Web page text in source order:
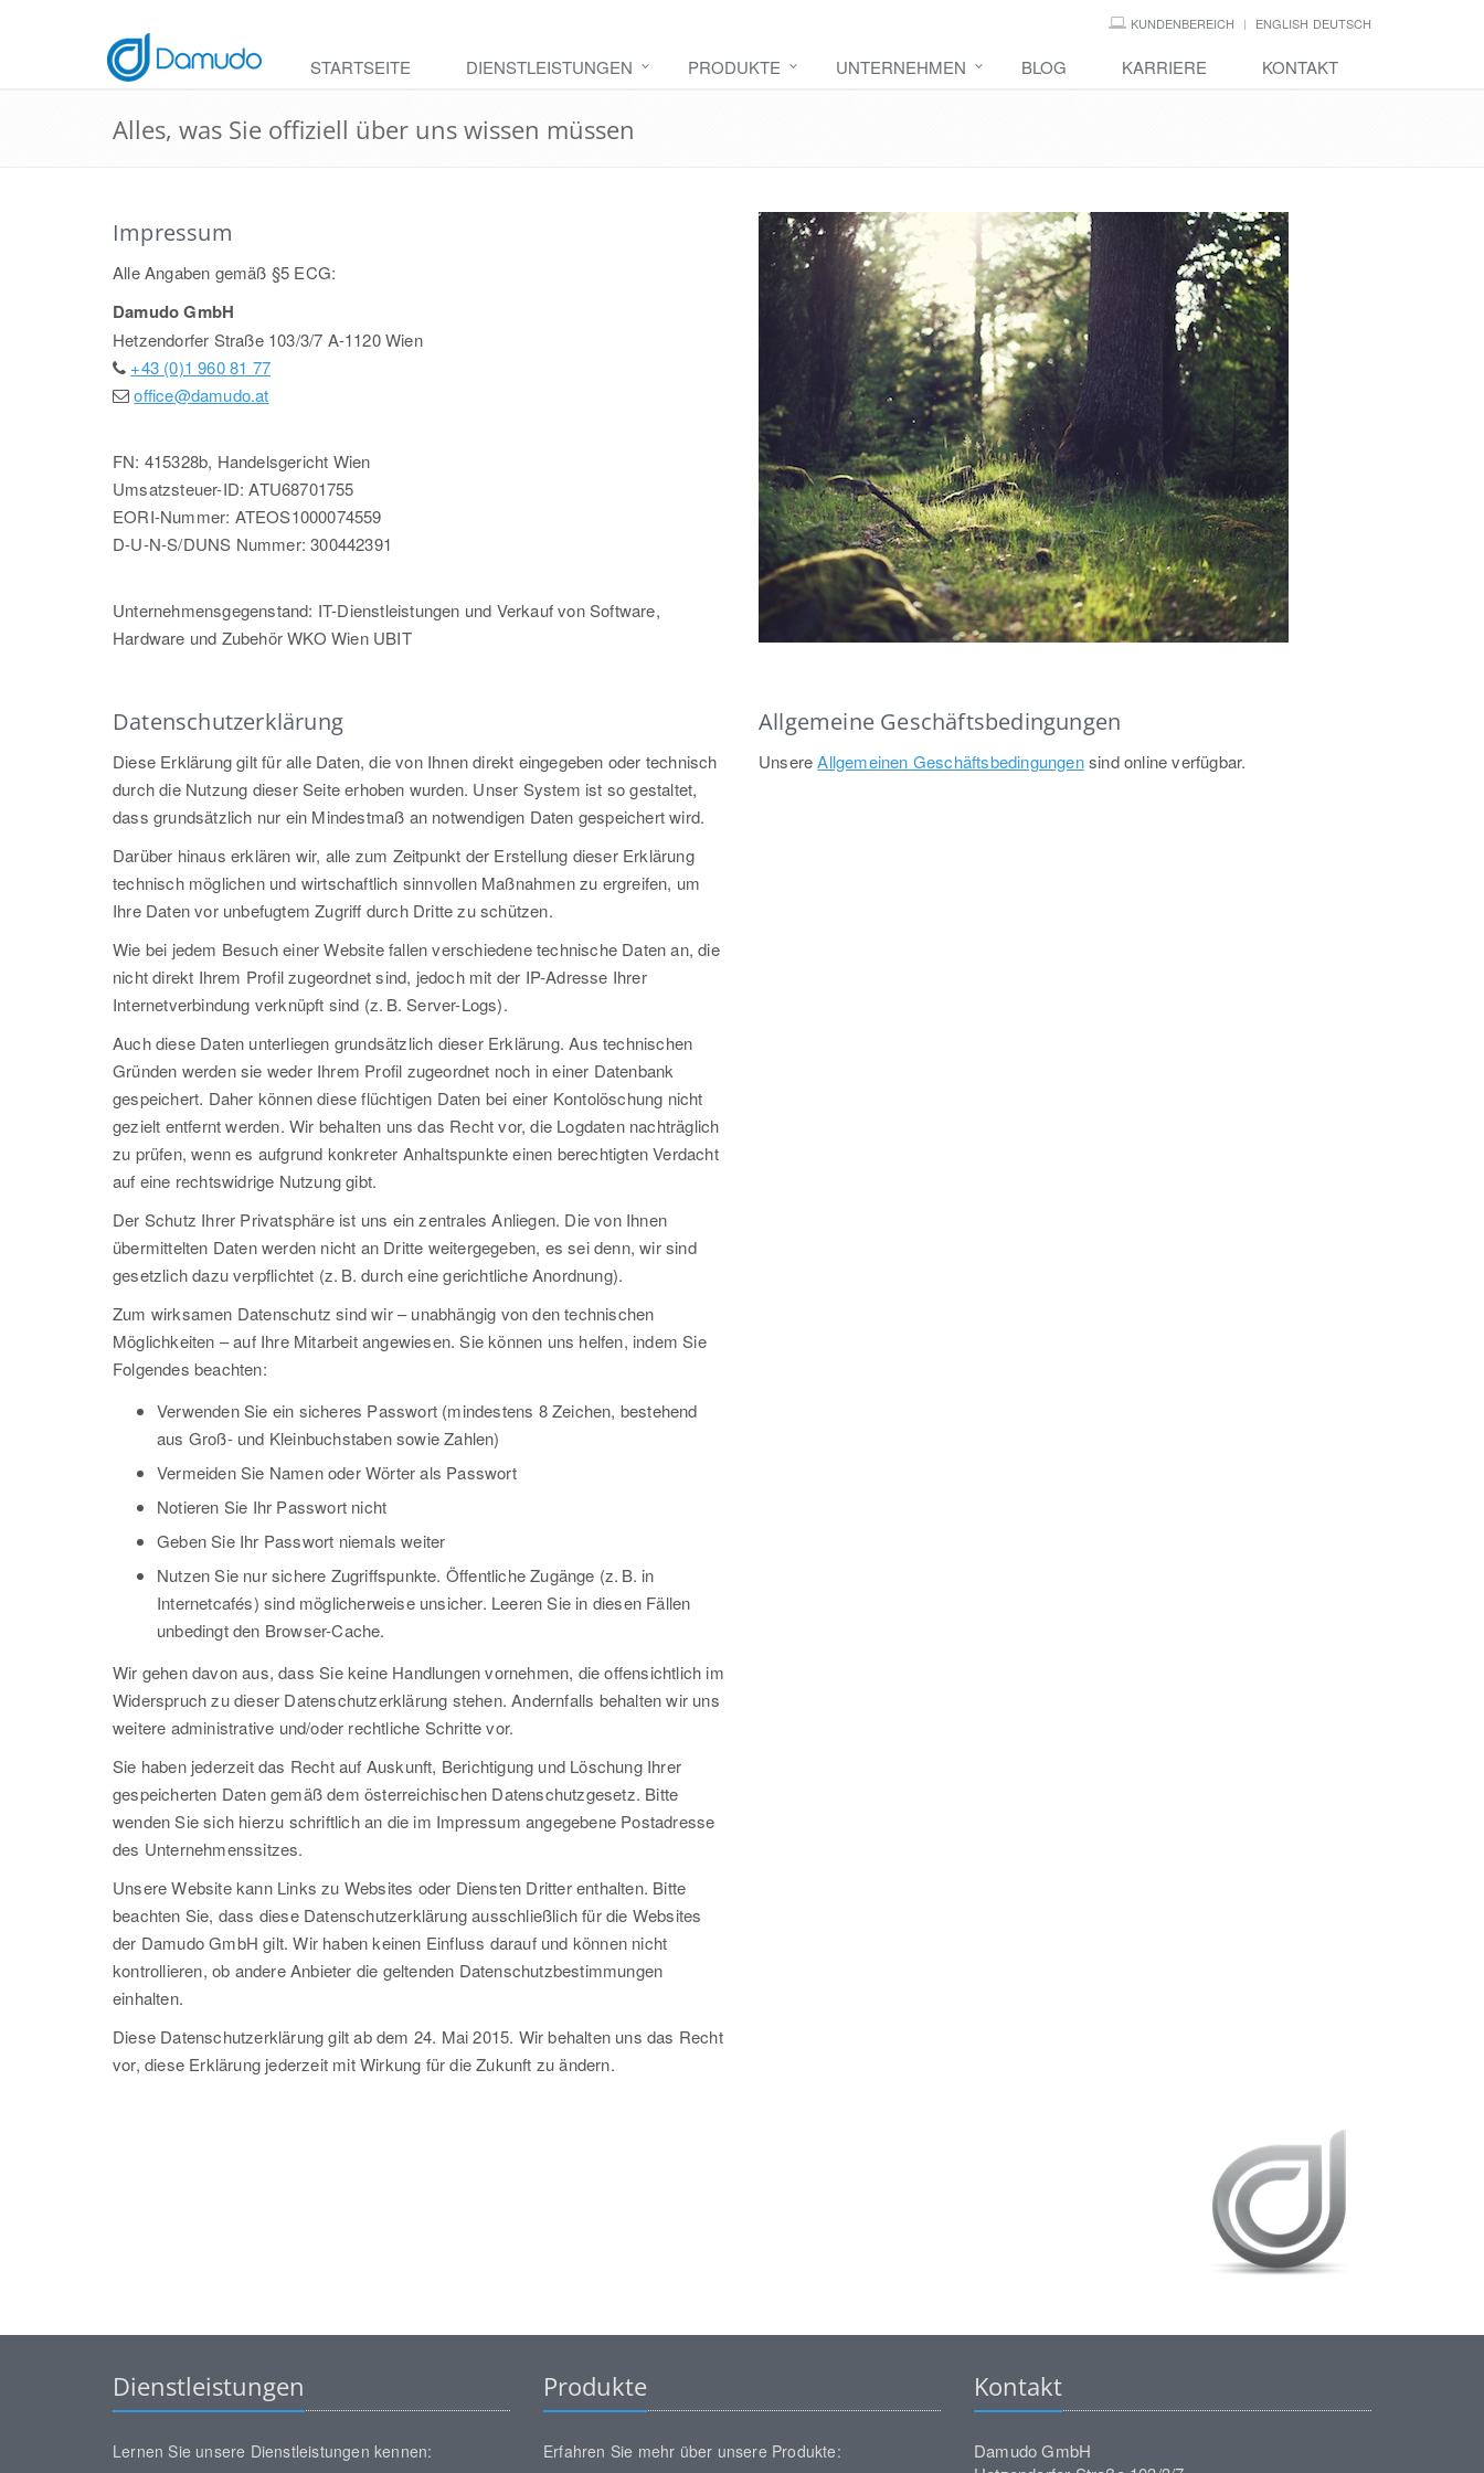
KUNDENBEREICH ENGLISH DEUTSCH
STARTSEITE DIENSTLEISTUNGEN PRODUKTE UNTERNEHMEN BLOG KARRIERE KONTAKT
Alles, was Sie offiziell über uns wissen müssen
Impressum
Alle Angaben gemäß §5 ECG:
Damudo GmbH
Hetzendorfer Straße 103/3/7 A-1120 Wien
+43 (0)1 960 81 77
office@damudo.at
FN: 415328b, Handelsgericht Wien
Umsatzsteuer-ID: ATU68701755
EORI-Nummer: ATEOS1000074559
D-U-N-S/DUNS Nummer: 300442391
Unternehmensgegenstand: IT-Dienstleistungen und Verkauf von Software,
Hardware und Zubehör WKO Wien UBIT
Datenschutzerklärung
Diese Erklärung gilt für alle Daten, die von Ihnen direkt eingegeben oder technisch
durch die Nutzung dieser Seite erhoben wurden. Unser System ist so gestaltet,
dass grundsätzlich nur ein Mindestmaß an notwendigen Daten gespeichert wird.
Darüber hinaus erklären wir, alle zum Zeitpunkt der Erstellung dieser Erklärung
technisch möglichen und wirtschaftlich sinnvollen Maßnahmen zu ergreifen, um
Ihre Daten vor unbefugtem Zugriff durch Dritte zu schützen.
Wie bei jedem Besuch einer Website fallen verschiedene technische Daten an, die
nicht direkt Ihrem Profil zugeordnet sind, jedoch mit der IP-Adresse Ihrer
Internetverbindung verknüpft sind (z. B. Server-Logs).
Auch diese Daten unterliegen grundsätzlich dieser Erklärung. Aus technischen
Gründen werden sie weder Ihrem Profil zugeordnet noch in einer Datenbank
gespeichert. Daher können diese flüchtigen Daten bei einer Kontolöschung nicht
gezielt entfernt werden. Wir behalten uns das Recht vor, die Logdaten nachträglich
zu prüfen, wenn es aufgrund konkreter Anhaltspunkte einen berechtigten Verdacht
auf eine rechtswidrige Nutzung gibt.
Der Schutz Ihrer Privatsphäre ist uns ein zentrales Anliegen. Die von Ihnen
übermittelten Daten werden nicht an Dritte weitergegeben, es sei denn, wir sind
gesetzlich dazu verpflichtet (z. B. durch eine gerichtliche Anordnung).
Zum wirksamen Datenschutz sind wir – unabhängig von den technischen
Möglichkeiten – auf Ihre Mitarbeit angewiesen. Sie können uns helfen, indem Sie
Folgendes beachten:
Verwenden Sie ein sicheres Passwort (mindestens 8 Zeichen, bestehend
aus Groß- und Kleinbuchstaben sowie Zahlen)
Vermeiden Sie Namen oder Wörter als Passwort
Notieren Sie Ihr Passwort nicht
Geben Sie Ihr Passwort niemals weiter
Nutzen Sie nur sichere Zugriffspunkte. Öffentliche Zugänge (z. B. in
Internetcafés) sind möglicherweise unsicher. Leeren Sie in diesen Fällen
unbedingt den Browser-Cache.
Wir gehen davon aus, dass Sie keine Handlungen vornehmen, die offensichtlich im
Widerspruch zu dieser Datenschutzerklärung stehen. Andernfalls behalten wir uns
weitere administrative und/oder rechtliche Schritte vor.
Sie haben jederzeit das Recht auf Auskunft, Berichtigung und Löschung Ihrer
gespeicherten Daten gemäß dem österreichischen Datenschutzgesetz. Bitte
wenden Sie sich hierzu schriftlich an die im Impressum angegebene Postadresse
des Unternehmenssitzes.
Unsere Website kann Links zu Websites oder Diensten Dritter enthalten. Bitte
beachten Sie, dass diese Datenschutzerklärung ausschließlich für die Websites
der Damudo GmbH gilt. Wir haben keinen Einfluss darauf und können nicht
kontrollieren, ob andere Anbieter die geltenden Datenschutzbestimmungen
einhalten.
Diese Datenschutzerklärung gilt ab dem 24. Mai 2015. Wir behalten uns das Recht
vor, diese Erklärung jederzeit mit Wirkung für die Zukunft zu ändern.
Allgemeine Geschäftsbedingungen
UnsereAllgemeinen Geschäftsbedingungensind online verfügbar.
Dienstleistungen
Lernen Sie unsere Dienstleistungen kennen:
Produkte
Erfahren Sie mehr über unsere Produkte:
Kontakt
Damudo GmbH